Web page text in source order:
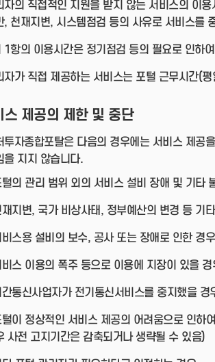
자의 직접적인 지원을 받지 않는 서비스의 이
, 천재지변, 시스템점검 등의 사유로 서비스를
1항의 이용시간은 정기점검 등의 필요로 인하
자가 직접 제공하는 서비스는 포털 근무시간(
스 제공의 제한 및 중단
투자종합포탈은 다음의 경우에는 서비스 제공
을 지지 않습니다.
의 관리 범위 외의 서비스 설비 장애 및 기타
지변, 국가 비상사태, 정부예산의 변경 등 기
스용 설비의 보수, 공사 또는 장애로 인한 경우
스 이용의 폭주 등으로 이용에 지장이 있을 경
통신사업자가 전기통신서비스를 중지했을 경
이 정상적인 서비스 제공의 어려움으로 인하
사전 고지기간은 감축되거나 생략될 수 있음)